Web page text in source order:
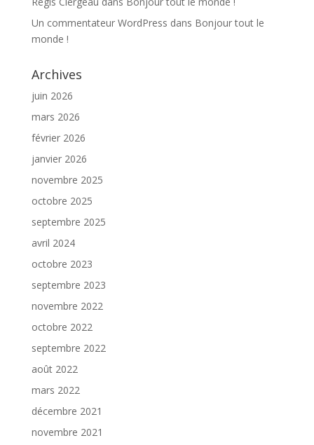
Un commentateur WordPress dans Bonjour tout le
monde !
Archives
juin 2026
mars 2026
février 2026
janvier 2026
novembre 2025
octobre 2025
septembre 2025
avril 2024
octobre 2023
septembre 2023
novembre 2022
octobre 2022
septembre 2022
août 2022
mars 2022
décembre 2021
novembre 2021